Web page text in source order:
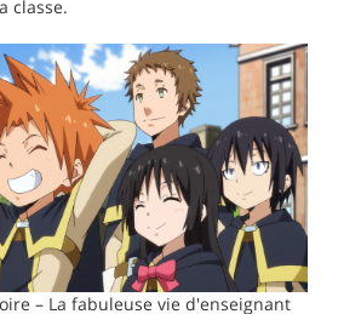
classe.
– La fabuleuse vie d'enseignant